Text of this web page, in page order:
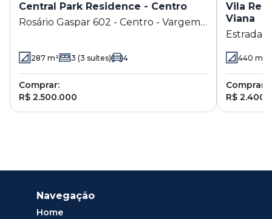
Central Park Residence - Centro
Rosário Gaspar 602 - Centro - Vargem
287 m² 3 (3 suítes) 4
Comprar:
R$ 2.500.000
Vila
Viana
Estrada
- Embu
440 m²
Comprar:
R$
Navegação
Home